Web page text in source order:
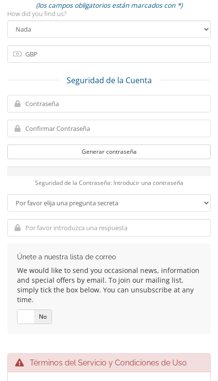
(los campos obligatorios están marcados con *)
How did you find us?
Seguridad de la Cuenta
Generar contraseña
Seguridad de la Contraseña: Introducir una contraseña
Únete a nuestra lista de correo
We would like to send you occasional news, information
and special offers by email. To join our mailing list,
simply tick the box below. You can unsubscribe at any
time.
No
Términos del Servicio y Condiciones de Uso